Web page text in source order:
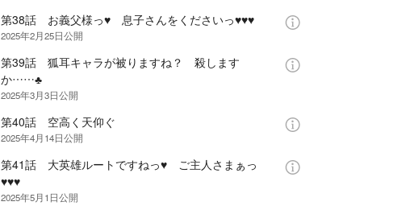
第38話 お義父様っ♥ 息子さんをくださいっ♥♥♥
2025年2月25日公開
第39話 狐耳キャラが被りますね？ 殺します
か……♣
2025年3月3日公開
第40話 空高く天仰ぐ
2025年4月14日公開
第41話 大英雄ルートですねっ♥ ご主人さまぁっ
♥♥♥
2025年5月1日公開